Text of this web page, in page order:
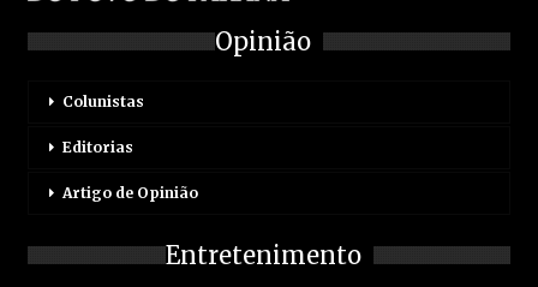
Opinião
Colunistas
Editorias
Artigo de Opinião
Entretenimento